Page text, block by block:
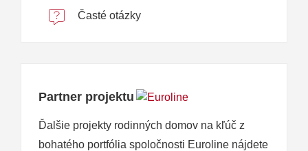
Časté otázky
Partner projektu
Ďalšie projekty rodinných domov na kľúč z
bohatého portfólia spoločnosti Euroline nájdete